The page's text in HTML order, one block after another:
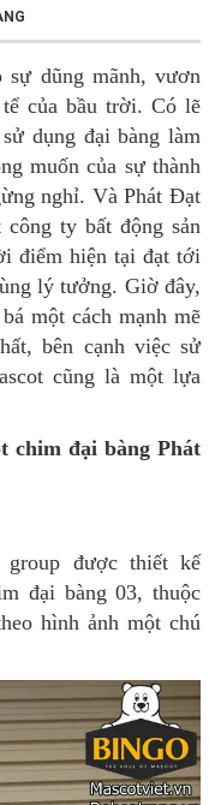
dũng mãnh, vươn
của bầu trời. Có lẽ
dụng đại bàng làm
muốn của sự thành
nghỉ. Và Phát Đạt
ty bất động sản
điểm hiện tại đạt tới
lý tưởng. Giờ đây,
một cách mạnh mẽ
bên cạnh việc sử
cũng là một lựa
chim đại bàng Phát
được thiết kế
đại bàng 03, thuộc
hình ảnh một chú